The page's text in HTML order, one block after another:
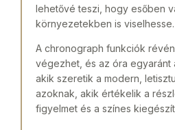
lehetővé teszi, hogy esőben
környezetekben is viselhesse.
A chronograph funkciók
végezhet, és az óra egyaránt
akik szeretik a modern,
azoknak, akik értékelik a
figyelmet és a színes